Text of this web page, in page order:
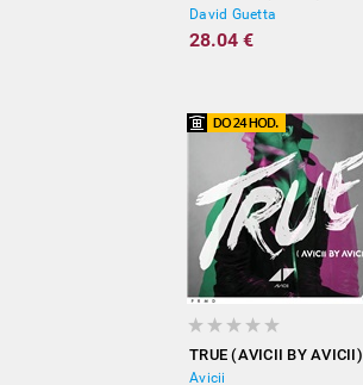
David Guetta
28.04 €
TRUE (AVICII BY AVICII)
Avicii